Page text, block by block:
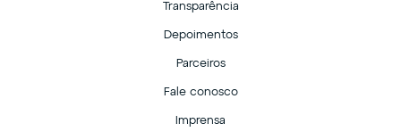
Transparência
Depoimentos
Parceiros
Fale conosco
Imprensa